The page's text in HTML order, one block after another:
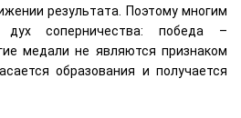
результата. Поэтому многим
дух соперничества: победа –
медали не являются признаком
образования и получается